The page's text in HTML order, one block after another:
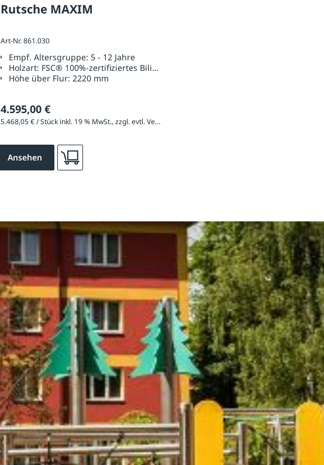
Rutsche MAXIM
Art-Nr. 861.030
Empf. Altersgruppe: 5 - 12 Jahre
Holzart: FSC® 100%-zertifiziertes Bilinga
Höhe über Flur: 2220 mm
4.595,00 €
5.468,05 € / Stück inkl. 19 % MwSt., zzgl. evtl. Versandkosten
Ansehen